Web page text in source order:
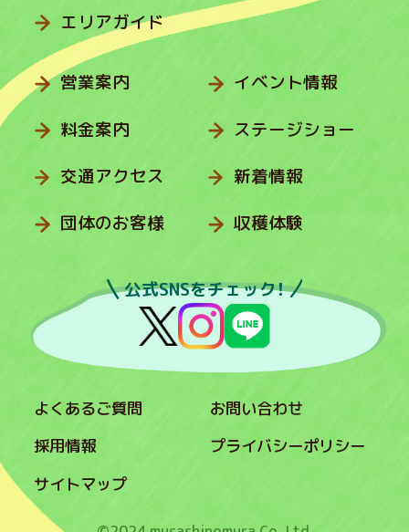
エリアガイド
営業案内
料金案内
交通アクセス
団体のお客様
イベント情報
ステージショー
新着情報
収穫体験
公式SNSをチェック！
よくあるご質問
お問い合わせ
採用情報
プライバシーポリシー
サイトマップ